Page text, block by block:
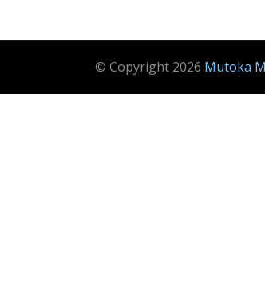
© Copyright 2026 Mutoka